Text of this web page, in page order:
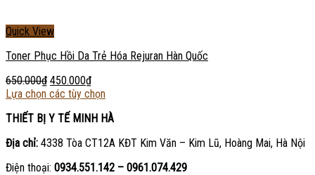
Quick View
Toner Phục Hồi Da Trẻ Hóa Rejuran Hàn Quốc
650.000₫ 450.000₫
Lựa chọn các tùy chọn
THIẾT BỊ Y TẾ MINH HÀ
Địa chỉ: 4338 Tòa CT12A KĐT Kim Văn – Kim Lũ, Hoàng Mai, Hà Nội
Điện thoại: 0934.551.142 – 0961.074.429